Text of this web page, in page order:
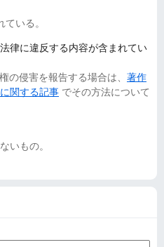
いる。
律に違反する内容が含まれてい
の侵害を報告する場合は、 著作
関する記事 でその方法について
いもの。